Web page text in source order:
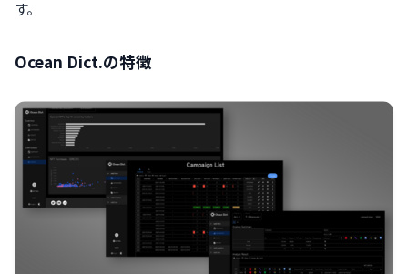
す。
Ocean Dict.の特徴